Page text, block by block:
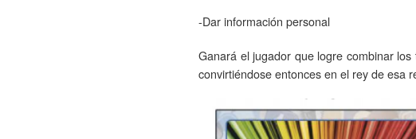
-Dar información personal
Ganará el jugador que logre combinar
convirtiéndose entonces en el rey de esa